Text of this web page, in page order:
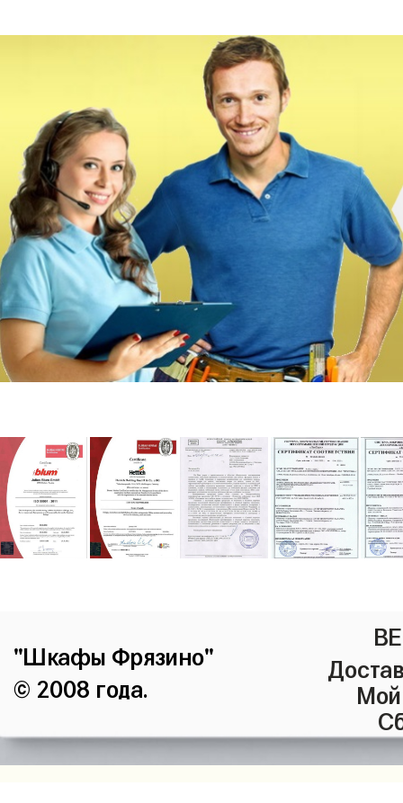
"Шкафы Фрязино"
© 2008 года.